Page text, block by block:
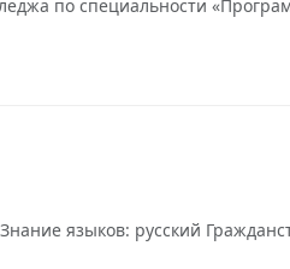
по специальности
языков: русский